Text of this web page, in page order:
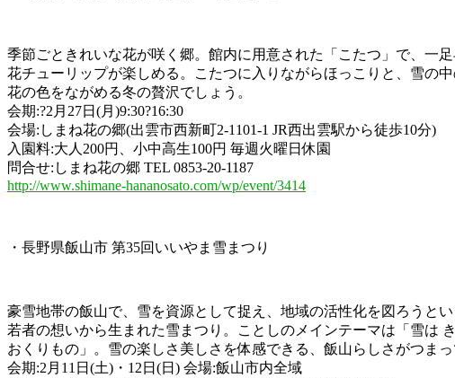
季節ごときれいな花が咲く郷。館内に用意された「こたつ」で、一
花チューリップが楽しめる。こたつに入りながらほっこりと、雪の
花の色をながめる冬の贅沢でしょう。
会期:?2月27日(月)9:30?16:30
会場:しまね花の郷(出雲市西新町2-1101-1 JR西出雲駅から徒歩10分)
入園料:大人200円、小中高生100円 毎週火曜日休園
問合せ:しまね花の郷 TEL 0853-20-1187
http://www.shimane-hananosato.com/wp/event/3414
・長野県飯山市 第35回いいやま雪まつり
豪雪地帯の飯山で、雪を資源として捉え、地域の活性化を図ろうと
若者の想いから生まれた雪まつり。ことしのメインテーマは「雪は
おくりもの」。雪の楽しさ美しさを体感できる、飯山らしさがつまっ
会期:2月11日(土)・12日(日) 会場:飯山市内全域